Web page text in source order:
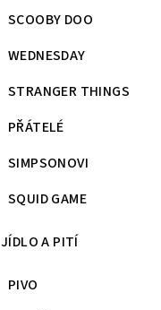
SCOOBY DOO
WEDNESDAY
STRANGER THINGS
PŘÁTELÉ
SIMPSONOVI
SQUID GAME
JÍDLO A PITÍ
PIVO